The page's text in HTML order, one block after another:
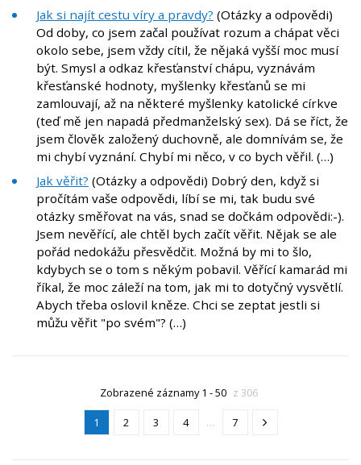
Jak si najít cestu víry a pravdy? (Otázky a odpovědi)
Od doby, co jsem začal používat rozum a chápat věci
okolo sebe, jsem vždy cítil, že nějaká vyšší moc musí
být. Smysl a odkaz křesťanství chápu, vyznávám
křesťanské hodnoty, myšlenky křesťanů se mi
zamlouvají, až na některé myšlenky katolické církve
(teď mě jen napadá předmanželský sex). Dá se říct, že
jsem člověk založený duchovně, ale domnívám se, že
mi chybí vyznání. Chybí mi něco, v co bych věřil. (…)
Jak věřit? (Otázky a odpovědi) Dobrý den, když si
pročítám vaše odpovědi, líbí se mi, tak budu své
otázky směřovat na vás, snad se dočkám odpovědi:-).
Jsem nevěřící, ale chtěl bych začít věřit. Nějak se ale
pořád nedokážu přesvědčit. Možná by mi to šlo,
kdybych se o tom s někým pobavil. Věřící kamarád mi
říkal, že moc záleží na tom, jak mi to dotyčný vysvětlí.
Abych třeba oslovil kněze. Chci se zeptat jestli si
můžu věřit "po svém"? (…)
Zobrazené záznamy 1 - 50 z 306
1 2 3 4 … 7